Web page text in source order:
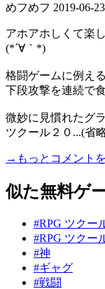
めフめフ 2019-06-
アホアホしくて楽
(*´∀｀*)
格闘ゲームに例え
下段攻撃を連続で
微妙に見慣れたグ
ツクール２０...(省
→もっとコメント
似た無料ゲ
#RPG ツクー
#RPG ツクー
#神
#ギャグ
#戦闘